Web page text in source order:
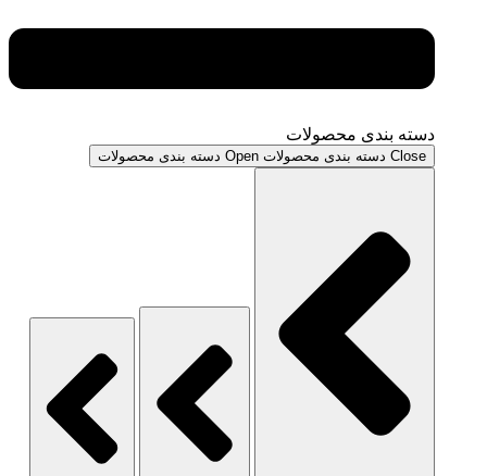
دسته بندی محصولات
Close دسته بندی محصولات Open دسته بندی محصولات